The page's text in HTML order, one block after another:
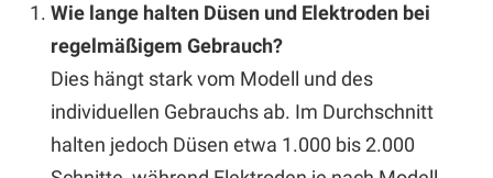
Wie lange halten Düsen und Elektroden bei
regelmäßigem Gebrauch?
Dies hängt stark vom Modell und des
individuellen Gebrauchs ab. Im Durchschnitt
halten jedoch Düsen etwa 1.000 bis 2.000